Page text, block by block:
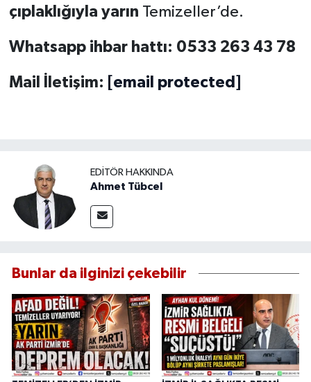
çıplaklığıyla yarın Temizeller’de.
Whatsapp ihbar hattı: 0533 263 43 78
Mail İletişim: [email protected]
EDITÖR HAKKINDA
Ahmet Tübcel
Bunlar da ilginizi çekebilir